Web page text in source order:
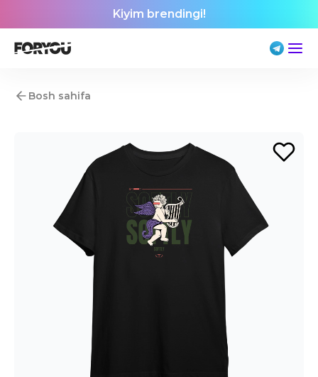
Kiyim brendingi!
Bosh sahifa